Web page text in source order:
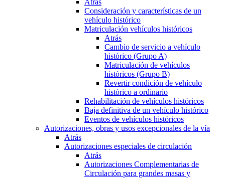
Atrás
Consideración y características de un
vehículo histórico
Matriculación vehículos históricos
Atrás
Cambio de servicio a vehículo
histórico (Grupo A)
Matriculación de vehículos
históricos (Grupo B)
Revertir condición de vehículo
histórico a ordinario
Rehabilitación de vehículos históricos
Baja definitiva de un vehículo histórico
Eventos de vehículos históricos
Autorizaciones, obras y usos excepcionales de la vía
Atrás
Autorizaciones especiales de circulación
Atrás
Autorizaciones Complementarias de
Circulación para grandes masas y